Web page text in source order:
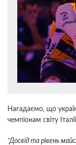
Нагадаємо, що
чемпіонам світу
“Досвід та рівень